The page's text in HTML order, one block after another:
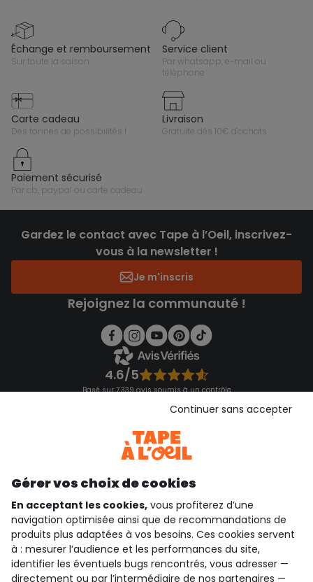
échange et remboursement
sur toute la saison
service client
par whatsapp, e-mail ou
téléphone
carte cadeau
des tonnes de possibilités !
livraison
gratuite dès 10€ d'achats
paiement sécurisé
par cb, paypal ou carte cadeau
Gardez le contact avec Tape à l’Oeil, inscrivez-
vous à la newsletter !
Je m'inscris
Rejoignez la communauté !
4.6/5
Basé sur 7 339 avis soumis à un contrôle
Consulter les CGU
qui sommes-nous ?
besoin d'aide ?
Gérer vos choix de cookies
En acceptant les cookies, vous profiterez d’une
navigation optimisée ainsi que de recommandations de
produits plus adaptées à vos besoins. Ces cookies servent
à : mesurer l’audience et les performances du site,
identifier les éventuels bugs rencontrés, vous adresser —
directement ou par l’intermédiaire de nos partenaires —
Continuer sans accepter